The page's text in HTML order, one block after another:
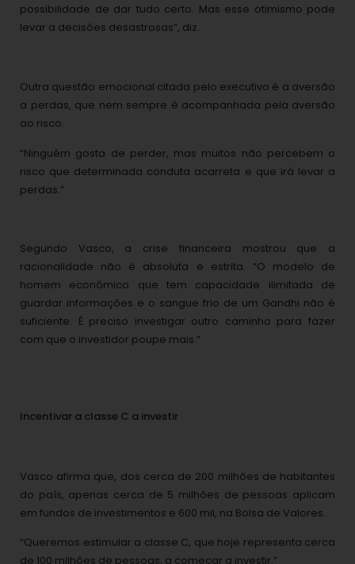
possibilidade de dar tudo certo. Mas esse otimismo pode
levar a decisões desastrosas”, diz.
Outra questão emocional citada pelo executivo é a aversão
a perdas, que nem sempre é acompanhada pela aversão
ao risco.
“Ninguém gosta de perder, mas muitos não percebem o
risco que determinada conduta acarreta e que irá levar a
perdas.”
Segundo Vasco, a crise financeira mostrou que a
racionalidade não é absoluta e estrita. “O modelo de
homem econômico que tem capacidade ilimitada de
guardar informações e o sangue frio de um Gandhi não é
suficiente. É preciso investigar outro caminho para fazer
com que o investidor poupe mais.”
Incentivar a classe C a investir
Vasco afirma que, dos cerca de 200 milhões de habitantes
do país, apenas cerca de 5 milhões de pessoas aplicam
em fundos de investimentos e 600 mil, na Bolsa de Valores.
“Queremos estimular a classe C, que hoje representa cerca
de 100 milhões de pessoas, a começar a investir.”